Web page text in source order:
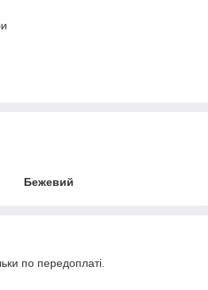
Бежевий
по передоплаті.